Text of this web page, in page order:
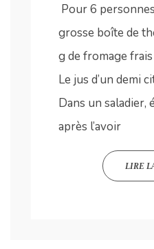
Pour 6
grosse boîte de
g de fromage
Le jus d’un demi
Dans un saladier,
après l’avoir
LIRE